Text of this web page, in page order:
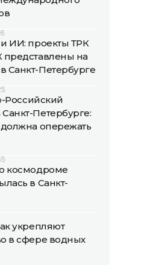
ИИ: проекты ТРК
представлены на
Санкт-Петербурге
Российский
Петербурге:
опережать
космодроме
в Санкт-
укрепляют
в сфере водных